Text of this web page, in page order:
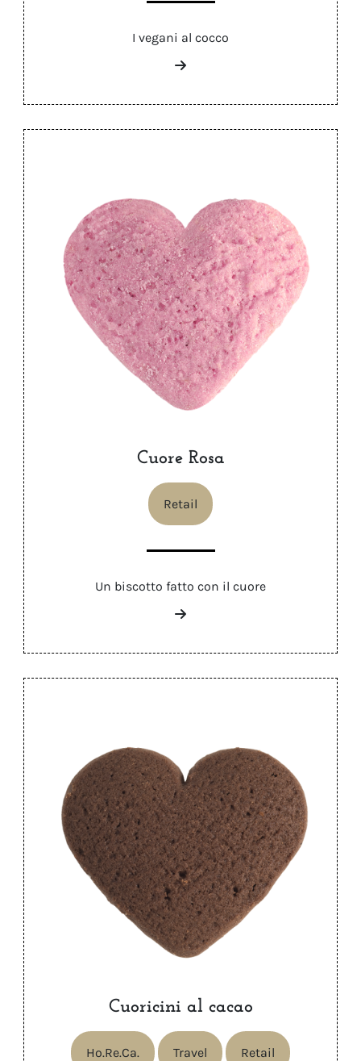
I vegani al cocco
Cuore Rosa
Retail
Un biscotto fatto con il cuore
Cuoricini al cacao
Ho.Re.Ca. Travel Retail